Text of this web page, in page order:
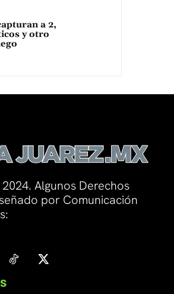
a 2,
y otro
Algunos Derechos
por Comunicación